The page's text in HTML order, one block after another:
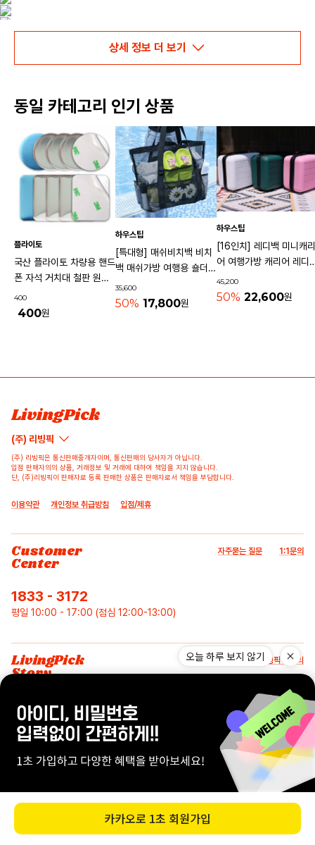
상품이 품절되었습니다.
상세 정보 더 보기
동일 카테고리 인기 상품
플라이토
국산 플라이토 차량용 핸드
폰 자석 거치대 철판 원형
사각 40mm
400
400원
하우스팁
[특대형] 매쉬비치백 비치
백 매쉬가방 여행용 숄더백
물놀이가방 수영가방 물빠
지는가방
35,600
50% 17,800원
하우스팁
[16인치] 레디백 미니캐리
어 여행가방 캐리어 레디
기내용가방
45,200
50% 22,600원
LivingPick
(주) 리빙픽
(주) 리빙픽은 통신판매중개자이며, 통신판매의 당사자가 아닙니다.
입점 판매자의의 상품, 거래정보 및 거래에 대하여 책임을 지지 않습니다.
단, (주)리빙픽이 판매자로 등록 판매한 상품은 판매자로서 책임을 부담합니다.
이용약관 개인정보 취급방침 입점/제휴
Customer
Center
자주묻는 질문 1:1문의
1833 - 3172
평일 10:00 - 17:00 (점심 12:00-13:00)
LivingPick
Story
리빙픽 스토리
SNS
오늘 하루 보지 않기
카카오로 1초 회원가입